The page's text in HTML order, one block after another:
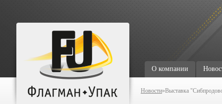
О компании
Новости»Выставка